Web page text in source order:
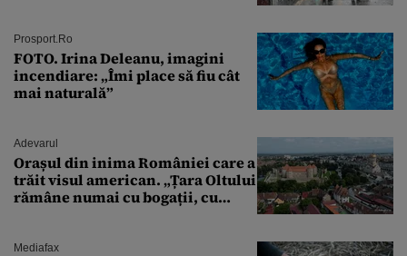
București. Pe ce dată ninge
Prosport.ro
FOTO. Irina Deleanu, imagini
incendiare: „Îmi place să fiu cât
mai naturală”
Adevarul
Orașul din inima României care a
trăit visul american. „Țara Oltului
rămâne numai cu bogații, cu
Mediafax